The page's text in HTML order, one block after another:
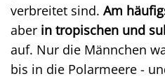
verbreitet sind. Am
aber in tropischen und
auf. Nur die Männchen
bis in die Polarmeere -